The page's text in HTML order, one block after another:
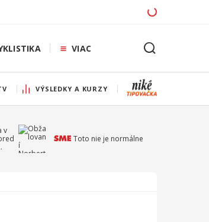
VIAC
VÝSLEDKY A KURZY
v
Toto nie je normálne